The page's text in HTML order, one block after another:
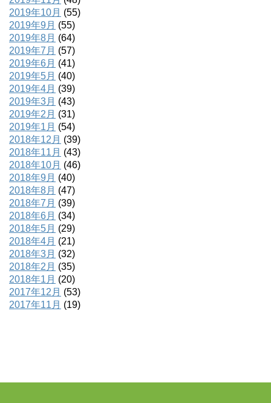
2019年10月 (55)
2019年9月 (55)
2019年8月 (64)
2019年7月 (57)
2019年6月 (41)
2019年5月 (40)
2019年4月 (39)
2019年3月 (43)
2019年2月 (31)
2019年1月 (54)
2018年12月 (39)
2018年11月 (43)
2018年10月 (46)
2018年9月 (40)
2018年8月 (47)
2018年7月 (39)
2018年6月 (34)
2018年5月 (29)
2018年4月 (21)
2018年3月 (32)
2018年2月 (35)
2018年1月 (20)
2017年12月 (53)
2017年11月 (19)